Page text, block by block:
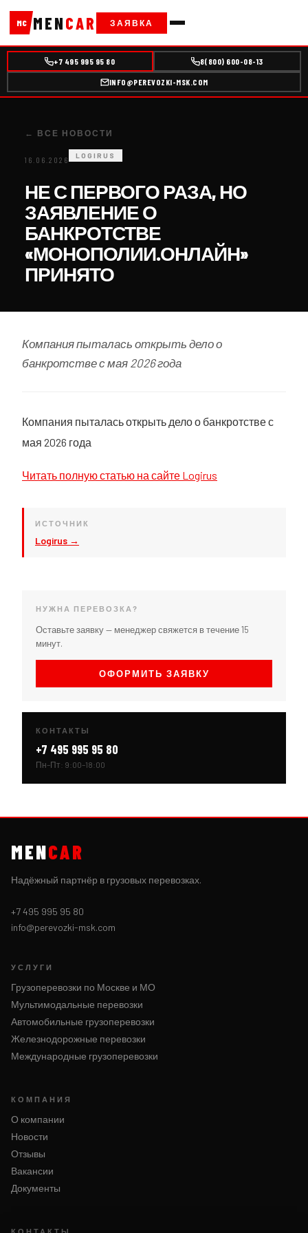
MC MENCAR ЗАЯВКА
+7 495 995 95 80 8(800) 600-08-13
INFO@PEREVOZKI-MSK.COM
← ВСЕ НОВОСТИ
16.06.2026 LOGIRUS
НЕ С ПЕРВОГО РАЗА, НО
ЗАЯВЛЕНИЕ О
БАНКРОТСТВЕ
«МОНОПОЛИИ.ОНЛАЙН»
ПРИНЯТО
Компания пыталась открыть дело о
банкротстве с мая 2026 года
Компания пыталась открыть дело о банкротстве с
мая 2026 года
Читать полную статью на сайте Logirus
ИСТОЧНИК
Logirus →
НУЖНА ПЕРЕВОЗКА?
Оставьте заявку — менеджер свяжется в течение 15
минут.
ОФОРМИТЬ ЗАЯВКУ
КОНТАКТЫ
+7 495 995 95 80
Пн–Пт: 9:00–18:00
MENCAR
Надёжный партнёр в грузовых перевозках.
+7 495 995 95 80
info@perevozki-msk.com
УСЛУГИ
Грузоперевозки по Москве и МО
Мультимодальные перевозки
Автомобильные грузоперевозки
Железнодорожные перевозки
Международные грузоперевозки
КОМПАНИЯ
О компании
Новости
Отзывы
Вакансии
Документы